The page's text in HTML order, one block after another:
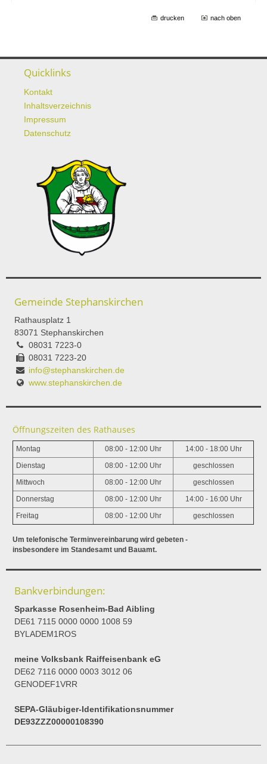
drucken nach oben
Quicklinks
Kontakt
Inhaltsverzeichnis
Impressum
Datenschutz
Gemeinde Stephanskirchen
Rathausplatz 1
83071 Stephanskirchen
08031 7223-0
08031 7223-20
info@stephanskirchen.de
www.stephanskirchen.de
Öffnungszeiten des Rathauses
Montag 08:00 - 12:00 Uhr 14:00 - 18:00 Uhr
Dienstag 08:00 - 12:00 Uhr geschlossen
Mittwoch 08:00 - 12:00 Uhr geschlossen
Donnerstag 08:00 - 12:00 Uhr 14:00 - 16:00 Uhr
Freitag 08:00 - 12:00 Uhr geschlossen
Um telefonische Terminvereinbarung wird gebeten -
insbesondere im Standesamt und Bauamt.
Bankverbindungen:
Sparkasse Rosenheim-Bad Aibling
DE61 7115 0000 0000 1008 59
BYLADEM1ROS
meine Volksbank Raiffeisenbank eG
DE62 7116 0000 0003 3012 06
GENODEF1VRR
SEPA-Gläubiger-Identifikationsnummer
DE93ZZZ00000108390